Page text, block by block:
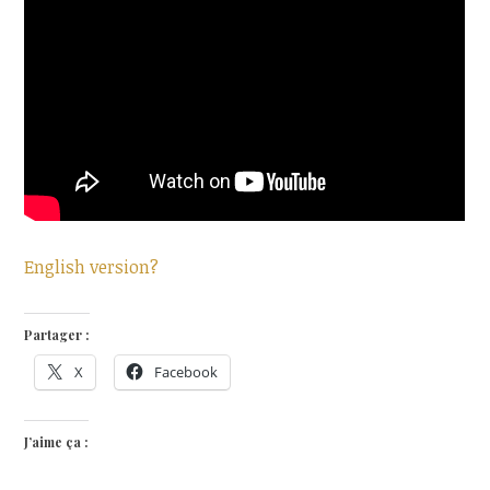
English version?
Partager :
X Facebook
J’aime ça :